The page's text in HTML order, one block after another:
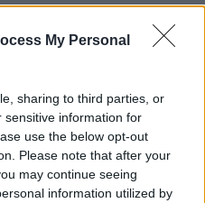
My Personal
sharing to third parties, or
sensitive information for
use the below opt-out
Please note that after your
may continue seeing
information utilized by